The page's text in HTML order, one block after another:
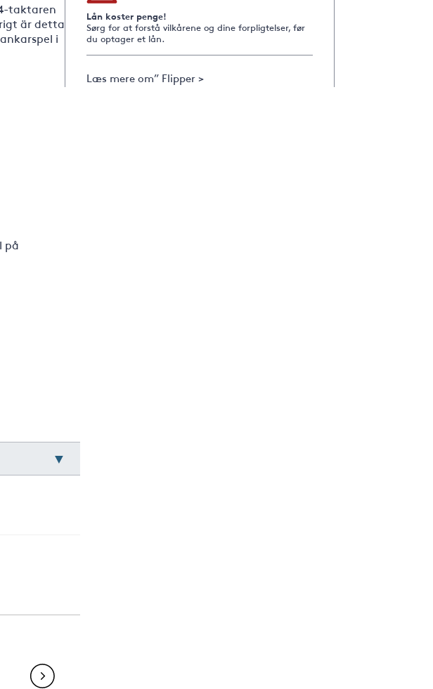
taktaren
är detta
i
på
Lån koster penge!
Sørg for at forstå vilkårene og dine forpligtelser, før
du optager et lån.
Læs mere om” Flipper >